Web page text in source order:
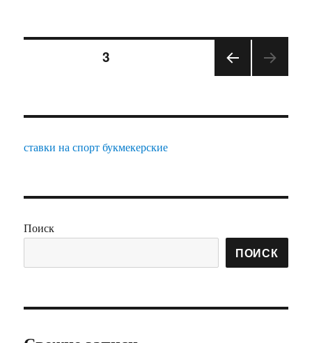
Пагинация
Я
СТРАНИЦА3
ставки на спорт букмекерские
Поиск
ПОИСК